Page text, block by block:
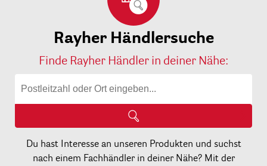
Rayher Händlersuche
Finde Rayher Händler in deiner Nähe:
Du hast Interesse an unseren Produkten und suchst
nach einem Fachhändler in deiner Nähe? Mit der